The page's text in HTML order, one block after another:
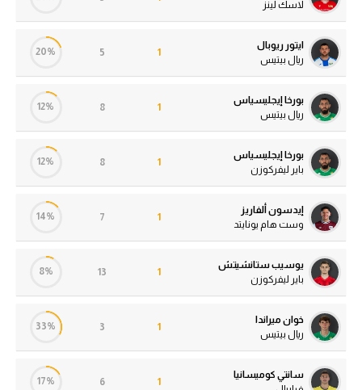
لاسك لينز
ايتور ريوبال
ريال بيتيس
1
5
20%
بورخا إيجليسياس
ريال بيتيس
1
8
12%
بورخا إيجليسياس
باير ليفركوزن
1
8
12%
إيدسون ألفاريز
وست هام يونايتد
1
7
14%
يوسيب ستانشيتش
باير ليفركوزن
1
13
8%
خوان ميراندا
ريال بيتيس
1
3
33%
سانتي كوميسانيا
1
6
17%